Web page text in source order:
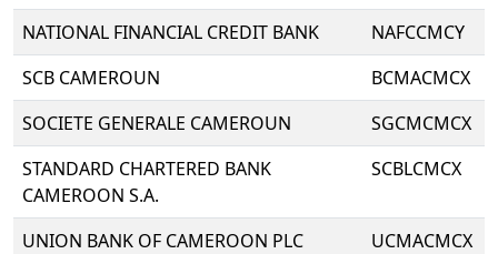
NATIONAL FINANCIAL CREDIT BANK
NAFCCMCY
SCB CAMEROUN
BCMACMCX
SOCIETE GENERALE CAMEROUN
SGCMCMCX
STANDARD CHARTERED BANK
CAMEROON S.A.
SCBLCMCX
UNION BANK OF CAMEROON PLC
UCMACMCX